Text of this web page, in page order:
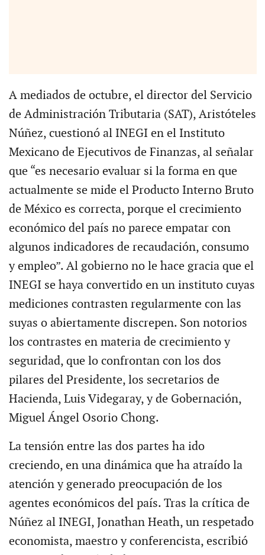
A mediados de octubre, el director del Servicio
de Administración Tributaria (SAT), Aristóteles
Núñez, cuestionó al INEGI en el Instituto
Mexicano de Ejecutivos de Finanzas, al señalar
que “es necesario evaluar si la forma en que
actualmente se mide el Producto Interno Bruto
de México es correcta, porque el crecimiento
económico del país no parece empatar con
algunos indicadores de recaudación, consumo
y empleo”. Al gobierno no le hace gracia que el
INEGI se haya convertido en un instituto cuyas
mediciones contrasten regularmente con las
suyas o abiertamente discrepen. Son notorios
los contrastes en materia de crecimiento y
seguridad, que lo confrontan con los dos
pilares del Presidente, los secretarios de
Hacienda, Luis Videgaray, y de Gobernación,
Miguel Ángel Osorio Chong.
La tensión entre las dos partes ha ido
creciendo, en una dinámica que ha atraído la
atención y generado preocupación de los
agentes económicos del país. Tras la crítica de
Núñez al INEGI, Jonathan Heath, un respetado
economista, maestro y conferencista, escribió